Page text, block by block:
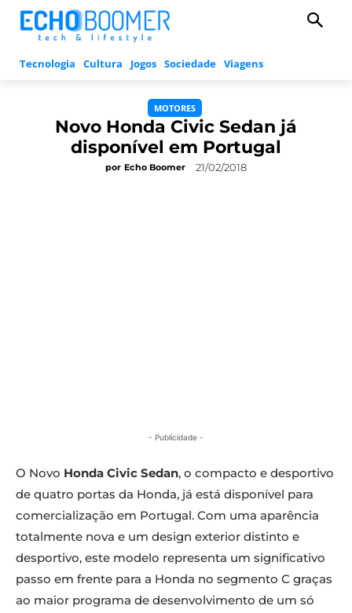
Tecnologia Cultura Jogos Sociedade Viagens
MOTORES
Novo Honda Civic Sedan já
disponível em Portugal
por Echo Boomer 21/02/2018
- Publicidade -
O Novo Honda Civic Sedan, o compacto e desportivo
de quatro portas da Honda, já está disponível para
comercialização em Portugal. Com uma aparência
totalmente nova e um design exterior distinto e
desportivo, este modelo representa um significativo
passo em frente para a Honda no segmento C graças
ao maior programa de desenvolvimento de um só